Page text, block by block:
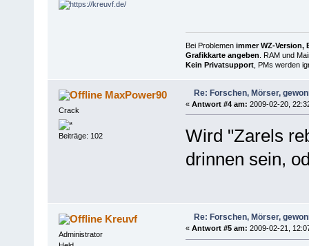
Bei Problemen immer WZ-Version,
Grafikkarte angeben . RAM und
Kein Privatsupport, PMs werden
MaxPower90
Crack
Beiträge: 102
Re: Forschen, Mörser,
« Antwort #4 am: 2009-02-20,
Wird "Zarels
drinnen sein,
Kreuvf
Administrator
Re: Forschen, Mörser,
« Antwort #5 am: 2009-02-21,